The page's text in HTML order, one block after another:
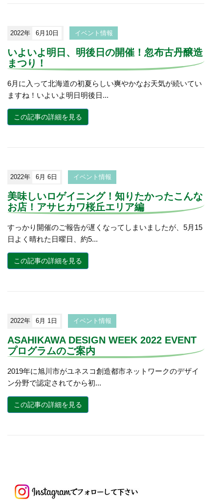
2022年 6月10日 イベント情報
いよいよ明日、明後日の開催！忽布古丹醸造
まつり！
6月に入って北海道の初夏らしい爽やかなお天気が続いてい
ますね！いよいよ明日明後日...
この記事の詳細を見る
2022年 6月 6日 イベント情報
美味しいロゲイニング！知りたかったこんな
お店！アサヒカワ桜丘エリア編
すっかり開催のご報告が遅くなってしまいましたが、5月15
日よく晴れた日曜日、約5...
この記事の詳細を見る
2022年 6月 1日 イベント情報
ASAHIKAWA DESIGN WEEK 2022 EVENT
プログラムのご案内
2019年に旭川市がユネスコ創造都市ネットワークのデザイ
ン分野で認定されてから初...
この記事の詳細を見る